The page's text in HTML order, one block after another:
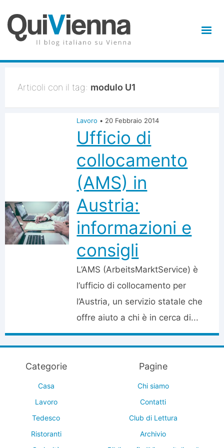
Articoli con il tag: modulo U1
Lavoro • 20 Febbraio 2014
Ufficio di
collocamento
(AMS) in
Austria:
informazioni e
consigli
L’AMS (ArbeitsMarktService) è
l‘ufficio di collocamento per
l’Austria, un servizio statale che
offre aiuto a chi è in cerca di...
Categorie
Casa
Lavoro
Tedesco
Ristoranti
Pagine
Chi siamo
Contatti
Club di Lettura
Archivio